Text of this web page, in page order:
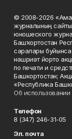
© 2008-2026
журналының
юношеского
Башҡортостан
саралары буйынса
нәшриәт йорто
по печати и
Башкортостан;
«Республика
Об использовании
Телефон
8 (347) 246-31-05
Эл. почта